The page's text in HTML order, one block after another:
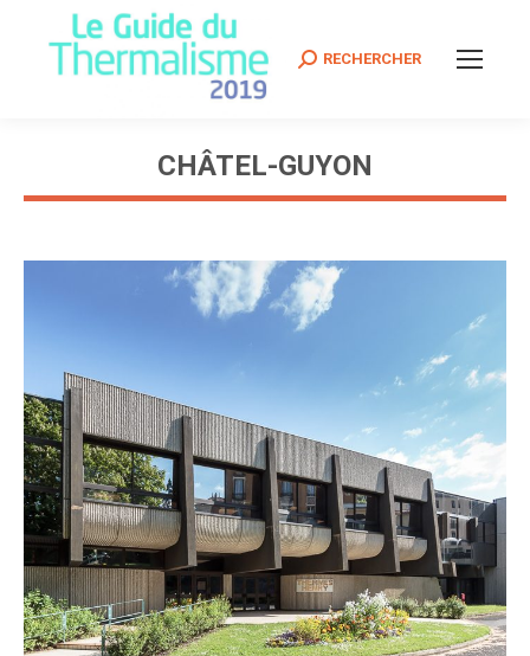
Search:
RECHERCHER
CHÂTEL-GUYON
Vous êtes ici :